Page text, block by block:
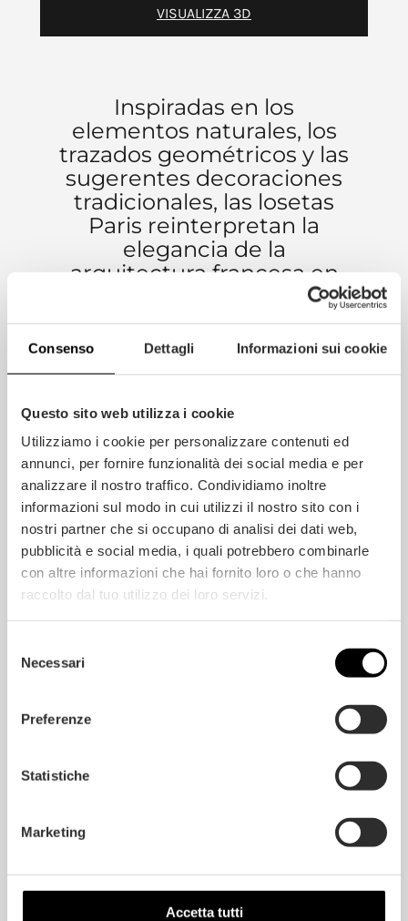
Consenso Dettagli Informazioni sui cookie
Questo sito web utilizza i cookie
Utilizziamo i cookie per personalizzare contenuti ed
annunci, per fornire funzionalità dei social media e per
analizzare il nostro traffico. Condividiamo inoltre
informazioni sul modo in cui utilizzi il nostro sito con i
nostri partner che si occupano di analisi dei dati web,
pubblicità e social media, i quali potrebbero combinarle
con altre informazioni che hai fornito loro o che hanno
raccolto dal tuo utilizzo dei loro servizi.
delNecessari
Preferenze
Statistiche
Marketing
Accetta tutti
VISUALIZZA 3D
Inspiradas en los
elementos naturales, los
trazados geométricos y las
sugerentes decoraciones
tradicionales, las losetas
Paris reinterpretan la
elegancia de la
arquitectura francesa en
armoniosa y distintiva. Un
diseño capaz de aportar
ritmo, equilibrio y
espacios, realzando el
encanto auténtico de la
madera.
INFORMACIÓN EXTRA
DIMENSIONES DEL PARQUET MULTICAPA
SOLICITAR PREVENTIVO